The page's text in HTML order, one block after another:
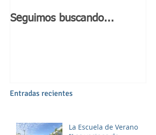
Seguimos buscando...
Entradas recientes
La Escuela de Verano